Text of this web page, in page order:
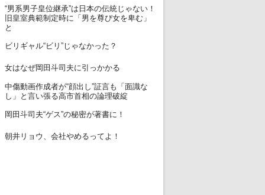
15
“男系男子皇位継承”は日本の伝統じゃない！
旧皇室典範制定時に「男を尊び女を卑む」
と
16
ビリギャル“ビリ”じゃなかった？
17
女はなぜ岡田斗司夫に引っかかる
18
中傷動画作成者が“顔出し”証言も「面識な
し」と言い張る高市首相の論理破綻
19
岡田斗司夫“ゲス”の秘密が著書に！
20
朝井リョウ、会社やめるってよ！